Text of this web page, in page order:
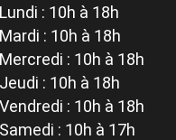
Lundi : 10h à 18h
Mardi : 10h à 18h
Mercredi : 10h à 18h
Jeudi : 10h à 18h
Vendredi : 10h à 18h
Samedi : 10h à 17h